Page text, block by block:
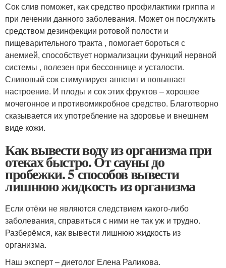
Сок слив поможет, как средство профилактики гриппа и
при лечении данного заболевания. Может он послужить
средством дезинфекции ротовой полости и
пищеварительного тракта , помогает бороться с
анемией, способствует нормализации функций нервной
системы , полезен при бессоннице и усталости.
Сливовый сок стимулирует аппетит и повышает
настроение. И плоды и сок этих фруктов – хорошее
мочегонное и противомикробное средство. Благотворно
сказывается их употребление на здоровье и внешнем
виде кожи.
Как вывести воду из организма при
отеках быстро. От сауны до
пробежки. 5 способов вывести
лишнюю жидкость из организма
Если отёки не являются следствием какого-либо
заболевания, справиться с ними не так уж и трудно.
Разберёмся, как вывести лишнюю жидкость из
организма.
Наш эксперт – диетолог Елена Раликова.